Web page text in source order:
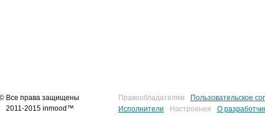
Все права защищены
2011-2015 inmood™
Правообладателям
Пользовательское
Исполнители
Настроения О